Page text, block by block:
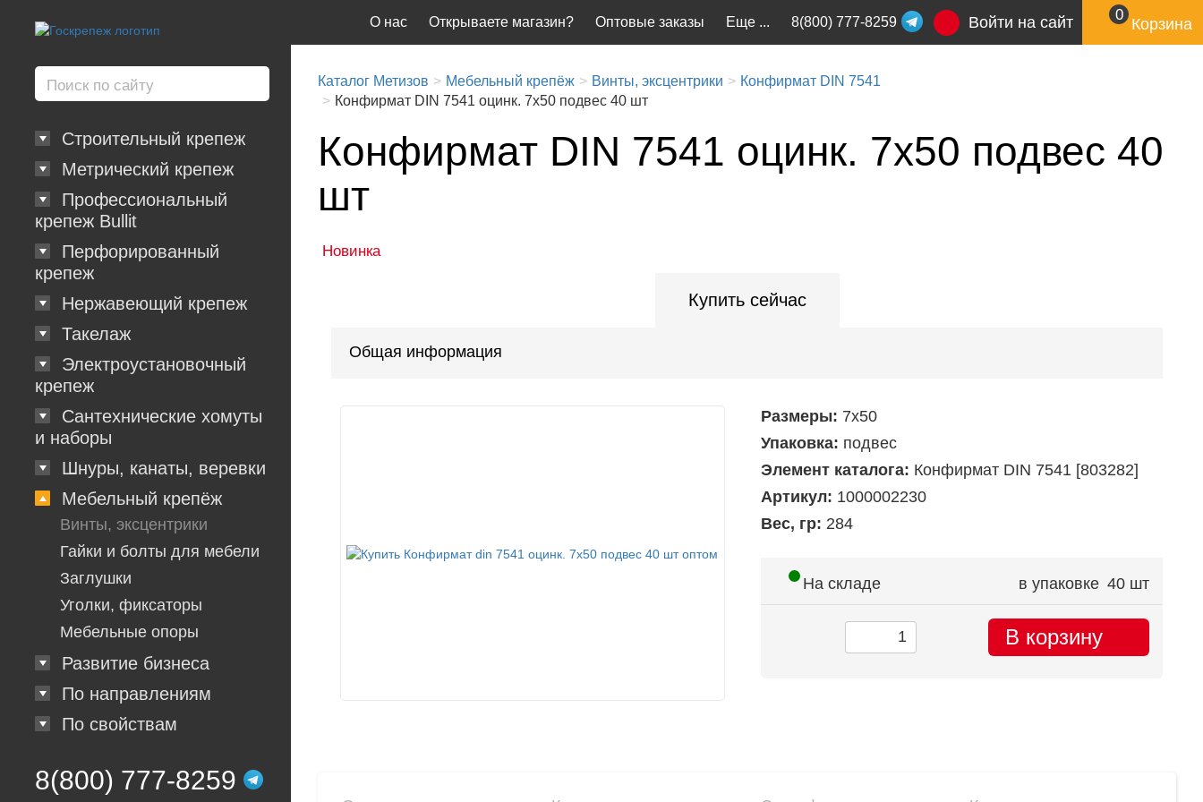
Строительный крепеж
Метрический крепеж
Профессиональный
крепеж Bullit
Перфорированный
крепеж
Нержавеющий крепеж
Такелаж
Электроустановочный
крепеж
Сантехнические хомуты
и наборы
Шнуры, канаты, веревки
Мебельный крепёж
Винты, эксцентрики
Гайки и болты для мебели
Заглушки
Уголки, фиксаторы
Мебельные опоры
Развитие бизнеса
По направлениям
По свойствам
8(800) 777-8259
Еще ...
О нас Открываете магазин? Оптовые заказы 8(800) 777-8259 Войти на сайт 0
Корзина
Каталог Метизов Мебельный крепёж Винты, эксцентрики
Конфирмат DIN 7541
Конфирмат DIN 7541 оцинк. 7х50 подвес 40 шт
Конфирмат DIN 7541 оцинк. 7х50 подвес 40
шт
Новинка
Купить сейчас
Общая информация
Размеры: 7х50
Упаковка: подвес
Элемент каталога: Конфирмат DIN 7541 [803282]
Артикул: 1000002230
Вес, гр: 284
На складе в упаковке 40 шт
В корзину